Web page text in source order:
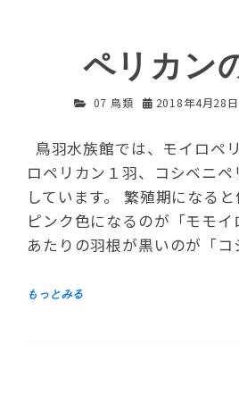
ペリカン
07 鳥類 2018年4月28日
鳥羽水族館では、モイロペ
ロペリカン１羽、コシベニ
しています。 繁殖期になる
ピンク色になるのが「モモ
あたりの羽根が黒いのが「コ